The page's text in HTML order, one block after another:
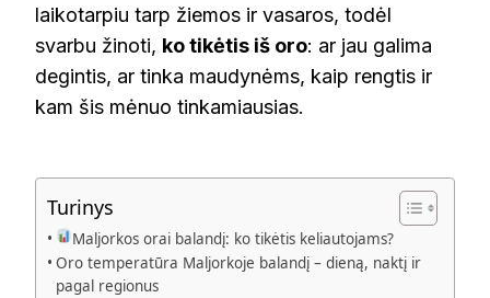
laikotarpiu tarp žiemos ir vasaros, todėl
svarbu žinoti, ko tikėtis iš oro: ar jau galima
degintis, ar tinka maudynėms, kaip rengtis ir
kam šis mėnuo tinkamiausias.
Turinys
Maljorkos orai balandį: ko tikėtis keliautojams?
Oro temperatūra Maljorkoje balandį – dieną, naktį ir
pagal regionus